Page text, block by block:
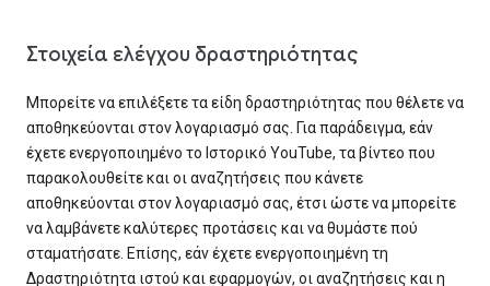
Στοιχεία ελέγχου δραστηριότητας
Μπορείτε να επιλέξετε τα είδη δραστηριότητας που θέλετε να
αποθηκεύονται στον λογαριασμό σας. Για παράδειγμα, εάν
έχετε ενεργοποιημένο το Ιστορικό YouTube, τα βίντεο που
παρακολουθείτε και οι αναζητήσεις που κάνετε
αποθηκεύονται στον λογαριασμό σας, έτσι ώστε να μπορείτε
να λαμβάνετε καλύτερες προτάσεις και να θυμάστε πού
σταματήσατε. Επίσης, εάν έχετε ενεργοποιημένη τη
Δραστηριότητα ιστού και εφαρμογών, οι αναζητήσεις και η